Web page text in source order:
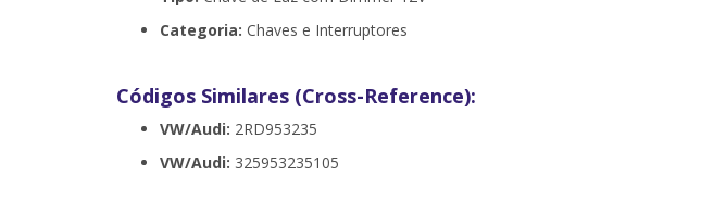
Categoria: Chaves e Interruptores
Códigos Similares (Cross-Reference):
VW/Audi: 2RD953235
VW/Audi: 325953235105